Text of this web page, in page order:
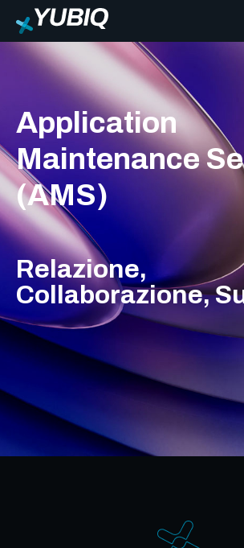
Application
Maintenance
(AMS)
Relazione,
Collaborazione,